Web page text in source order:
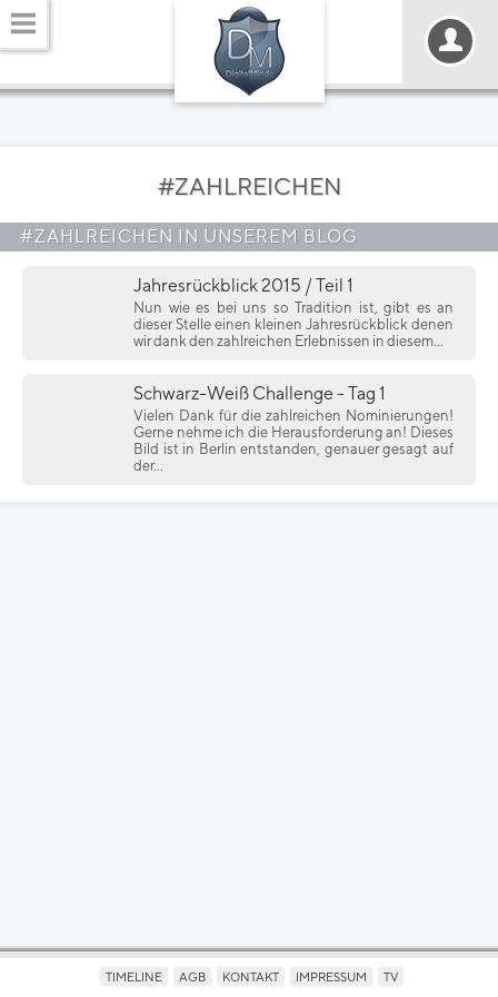
#ZAHLREICHEN
#ZAHLREICHEN IN UNSEREM BLOG
Jahresrückblick 2015 / Teil 1
Nun wie es bei uns so Tradition ist, gibt es an
dieser Stelle einen kleinen Jahresrückblick denen
wir dank den zahlreichen Erlebnissen in diesem...
Schwarz-Weiß Challenge - Tag 1
Vielen Dank für die zahlreichen Nominierungen!
Gerne nehme ich die Herausforderung an! Dieses
Bild ist in Berlin entstanden, genauer gesagt auf
der...
TIMELINE AGB KONTAKT IMPRESSUM TV